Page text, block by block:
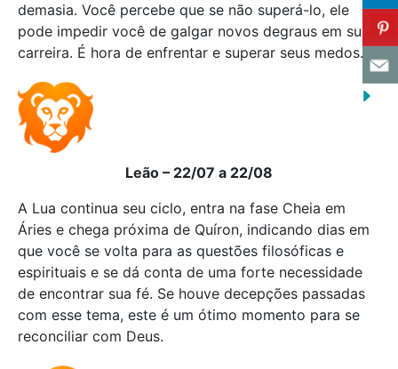
demasia. Você percebe que se não superá-lo, ele
pode impedir você de galgar novos degraus em sua
carreira. É hora de enfrentar e superar seus medos.
Leão – 22/07 a 22/08
A Lua continua seu ciclo, entra na fase Cheia em
Áries e chega próxima de Quíron, indicando dias em
que você se volta para as questões filosóficas e
espirituais e se dá conta de uma forte necessidade
de encontrar sua fé. Se houve decepções passadas
com esse tema, este é um ótimo momento para se
reconciliar com Deus.